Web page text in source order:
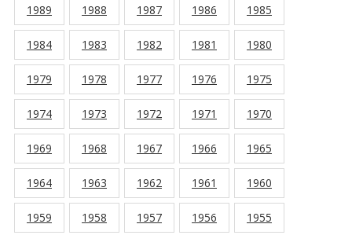
1989 1988 1987 1986 1985
1984 1983 1982 1981 1980
1979 1978 1977 1976 1975
1974 1973 1972 1971 1970
1969 1968 1967 1966 1965
1964 1963 1962 1961 1960
1959 1958 1957 1956 1955